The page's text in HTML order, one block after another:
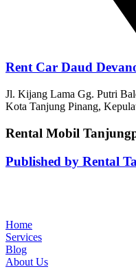
Rent Car Daud
Jl. Kijang Lama Gg. Putri
Kota Tanjung Pinang,
Rental Mobil
Published by Rental
Home
Services
Blog
About Us